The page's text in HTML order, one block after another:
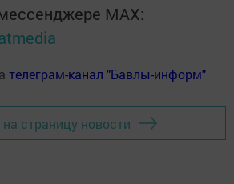
MАХ:
телеграм-канал "Бавлы-информ"
страницу новости